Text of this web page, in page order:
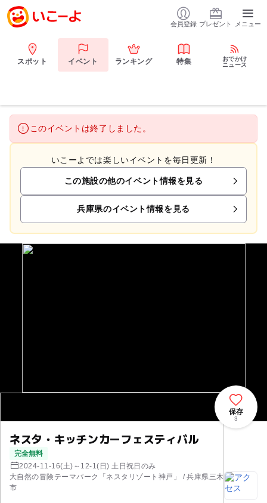
会員登録 プレゼント メニュー
スポット イベント ランキング 特集
おでかけ
ニュース
このイベントは終了しました。
いこーよでは楽しいイベントを毎日更新！
この施設の他のイベント情報を見る
兵庫県のイベント情報を見る
ネスタ・キッチンカーフェスティバル
完全無料
2024-11-16(土)～12-1(日) 土日祝日のみ
大自然の冒険テーマパーク「ネスタリゾート神戸」 / 兵庫県三木
市
保存
3